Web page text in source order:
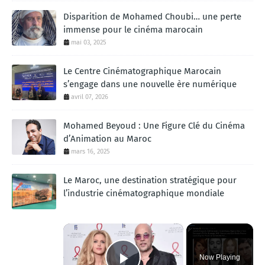
Disparition de Mohamed Choubi… une perte
immense pour le cinéma marocain
mai 03, 2025
Le Centre Cinématographique Marocain
s’engage dans une nouvelle ère numérique
avril 07, 2026
Mohamed Beyoud : Une Figure Clé du Cinéma
d’Animation au Maroc
mars 16, 2025
Le Maroc, une destination stratégique pour
l’industrie cinématographique mondiale
×
Now Playing